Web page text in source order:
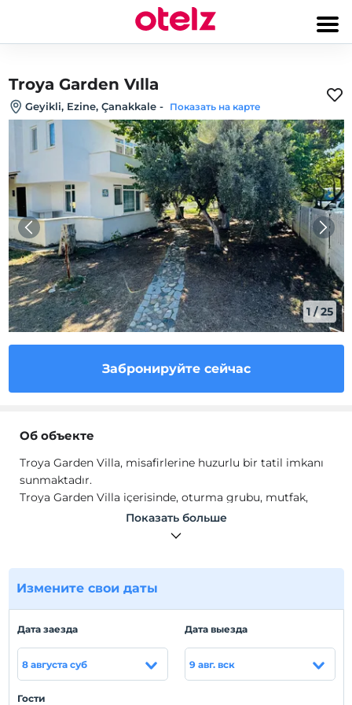
Troya Garden Vılla
Geyikli, Ezine‎, Çanakkale - Показать на карте
1/25
Забронируйте сейчас
Об объекте
Troya Garden Villa, misafirlerine huzurlu bir tatil imkanı
sunmaktadır.
Troya Garden Villa içerisinde, oturma grubu, mutfak,
ocak, mutfak araç ve gereçleri, ısıtma, TV bulunmaktadır.
Dalyan Köyü Geyikli'de konumlanmaktadır.
Пляж
Показать на
Показать больше
Измените свои даты
Дата заезда
8 августа суб
Дата выезда
9 авг. вск
Гости